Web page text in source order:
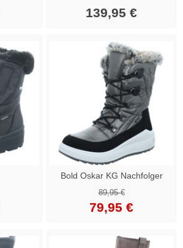
139,95 €
Bold Oskar KG Nachfolger
89,95 €
79,95 €